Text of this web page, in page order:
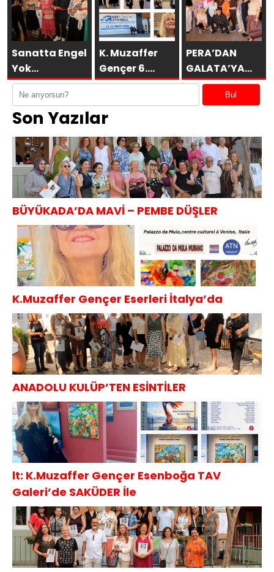
Sanatta Engel
Yok
Vakfı’ndan
Anlamlı
Sosyal
Projesi
K. Muzaffer
Gençer 6.
ARTCONTACT
SAKÜDER ile
PERA’DAN
GALATA’YA
GURUBU
BAHARABul
Son Yazılar
BÜYÜKADA’DA MAVİ – PEMBE DÜŞLER
K.Muzaffer Gençer Eserleri İtalya’da
ANADOLU KULÜP’TEN ESİNTİLER
lt: K.Muzaffer Gençer Esenboğa TAV
Galeri’de SAKÜDER İle